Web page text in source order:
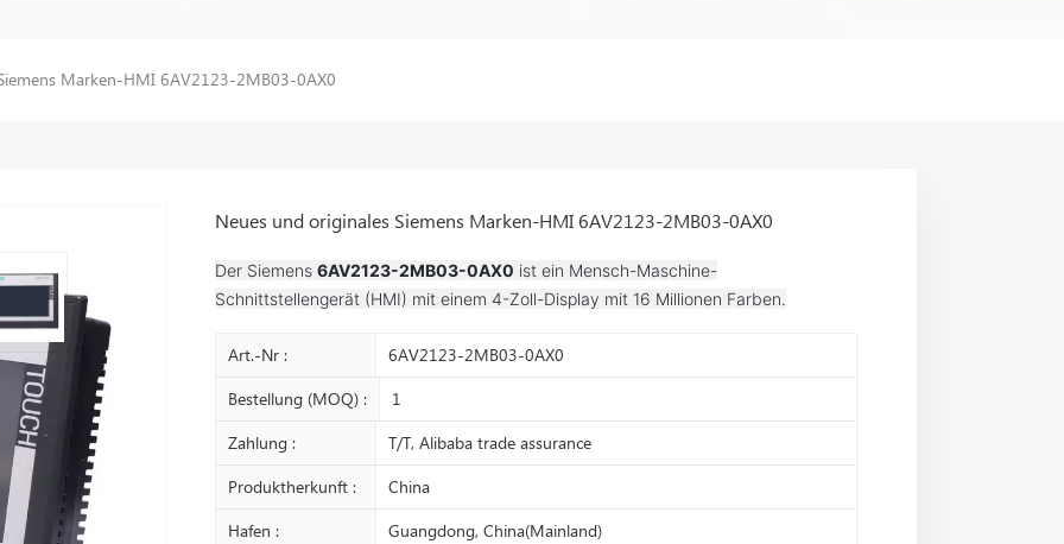
Marken-HMI 6AV2123-2MB03-0AX0
Neues und originales Siemens Marken-HMI 6AV2123-2MB03-0AX0
Der Siemens 6AV2123-2MB03-0AX0 ist ein Mensch-Maschine-
Schnittstellengerät (HMI) mit einem 4-Zoll-Display mit 16 Millionen Farben.
Art.-Nr :
6AV2123-2MB03-0AX0
Bestellung (MOQ) :
1
Zahlung :
T/T, Alibaba trade assurance
Produktherkunft :
China
Hafen :
Guangdong, China(Mainland)